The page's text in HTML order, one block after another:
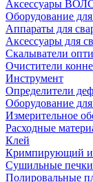
Аксессуары
Оборудование
Аппараты для
Аксессуары для
Скалыватели
Очистители
Инструмент
Определители
Оборудование
Измерительное
Расходные
Клей
Кримпирующий
Сушильные печки
Полировальные